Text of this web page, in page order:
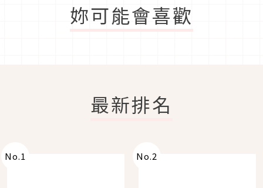
妳可能會喜歡
最新排名
No.1 No.2